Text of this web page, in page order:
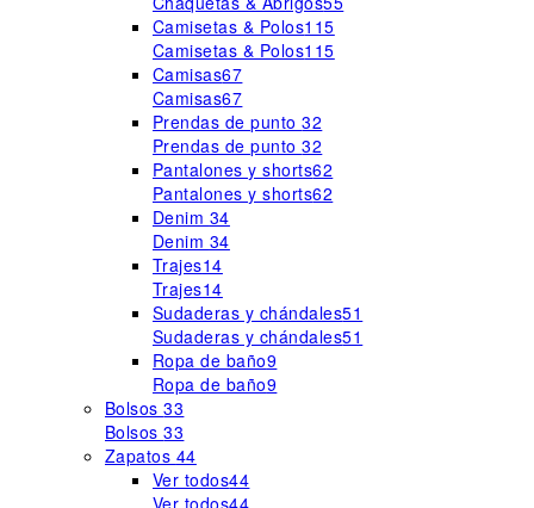
Camisetas & Polos115
Camisetas & Polos115
Camisas67
Camisas67
Prendas de punto32
Prendas de punto32
Pantalones y shorts62
Pantalones y shorts62
Denim 34
Denim 34
Trajes14
Trajes14
Sudaderas y chándales51
Sudaderas y chándales51
Ropa de baño9
Ropa de baño9
Bolsos33
Bolsos33
Zapatos 44
Ver todos44
Ver todos44